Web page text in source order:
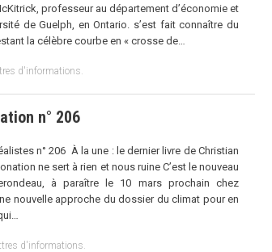
professeur au département d’économie et
de Guelph, en Ontario. s’est fait connaître du
la célèbre courbe en « crosse de…
d'informations
n° 206
n° 206 À la une : le dernier livre de Christian
ne sert à rien et nous ruine C’est le nouveau
à paraître le 10 mars prochain chez
nouvelle approche du dossier du climat pour en
d'informations